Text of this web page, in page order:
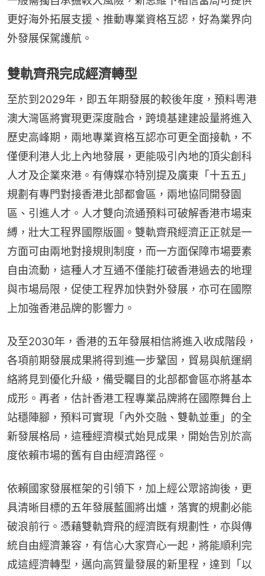
更好海外拓展支援、推動專業資格互認，好為業界向
外發展保駕護航。
雙軌齊飛完成經濟轉型
至於到2029年，即五年期發展的較後年度，預料粵港
澳大灣區將實現更深度融合，跨境基建建設量將進入
歷史高峰期，兩地專業資格互認亦可更全面接軌，不
僅便利港人北上內地發展，更能吸引內地的頂尖創科
人才及企業來港。有傳媒亦特別提及廣東「十五五」
規劃有專門對接香港北部都會區，兩地協同開發園
區、引進人才。人才雙向流通預料可破解香港市場束
縛，壯大工程界國際版圖。雙軌齊飛經濟正正就是一
方面可由兩地對接規則制度，而一方面保障市場要素
自由流動，這種人才互通不僅能打破香港過去的地理
與市場局限，促使工程界加快對外發展，亦可在國際
上加強香港品牌的影響力。
及至2030年，香港的五年發展相信將進入收成階段，
各項前期發展成果將得到進一步鞏固，貿易與航運網
絡將見到優化升級，備受矚目的北部都會區亦將基本
成形。再者，估計香港工程專業品牌將在國際舞台上
站穩陣腳，預料可實現「內外交融、雙軌並重」的全
新發展格局，這種經濟模式始見成果，開始告別於高
度依賴市場的舊有自由經濟路徑。
依賴國家發展框架的引領下，加上經公眾諮詢後，更
具清晰目標的五年發展藍圖將出爐，落實的規劃必能
破浪前行。憑藉雙軌齊飛的經濟既有規劃性，亦與傳
統自由經濟兼容，有信心大家齊心一起，將能順利完
成這經濟轉型，邁向高質量發展的新里程，達到「以